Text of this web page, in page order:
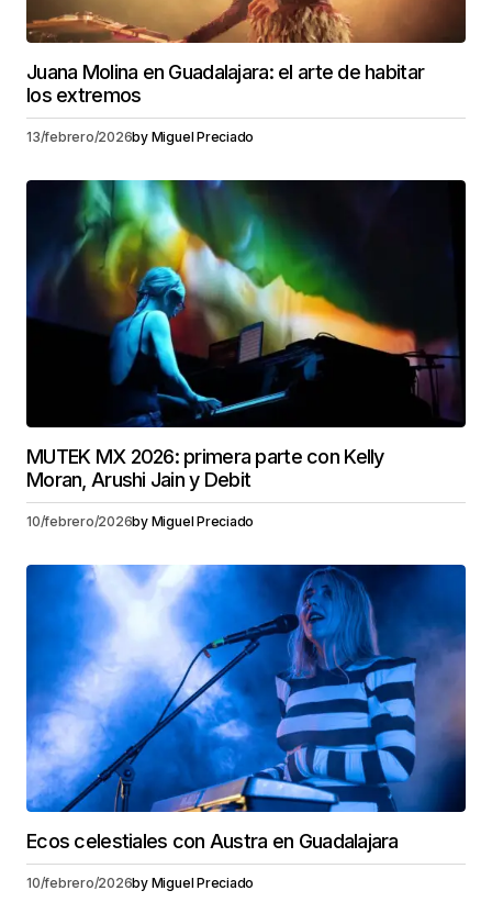
Juana Molina en Guadalajara: el arte de habitar
los extremos
13/febrero/2026by Miguel Preciado
MUTEK MX 2026: primera parte con Kelly
Moran, Arushi Jain y Debit
10/febrero/2026by Miguel Preciado
Ecos celestiales con Austra en Guadalajara
10/febrero/2026by Miguel Preciado